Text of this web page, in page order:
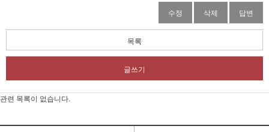
수정 삭제 답변
목록
글쓰기
관련 목록이 없습니다.